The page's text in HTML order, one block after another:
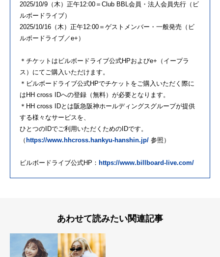
2025/10/9（木）正午12:00＝Club BBL会員・法人会員先行（ビ
ルボードライブ）
2025/10/16（木）正午12:00＝ゲストメンバー・一般発売（ビ
ルボードライブ／e+）
＊チケットはビルボードライブ公式HPおよびe+（イープラ
ス）にてご購入いただけます。
＊ビルボードライブ公式HPでチケットをご購入いただく際に
はHH cross IDへの登録（無料）が必要となります。
＊HH cross IDとは阪急阪神ホールディングスグループが提供
する様々なサービスを、
ひとつのIDでご利用いただくためのIDです。
（ https://www.hhcross.hankyu-hanshin.jp/ 参照）
ビルボードライブ公式HP： https://www.billboard-live.com/
あわせて読みたい関連記事